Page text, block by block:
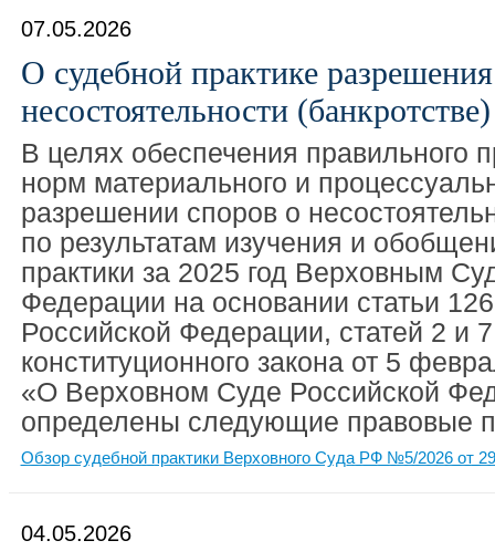
07.05.2026
О судебной практике
несостоятельности
В целях обеспечения правильного
норм материального и
разрешении споров о
по результатам изучения и
практики за 2025 год Верховным
Федерации на основании статьи
Российской Федерации, статей 2 и
конституционного закона от 5
«О Верховном Суде Российской
определены следующие правовые
Обзор судебной практики Верховного Суда РФ №5/2026 от
04.05.2026